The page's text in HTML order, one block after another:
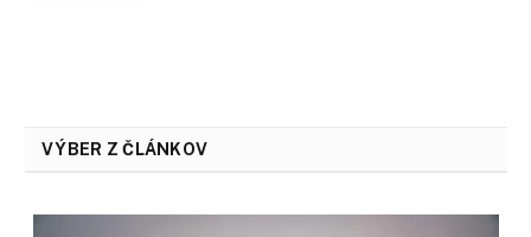
VÝBER Z ČLÁNKOV